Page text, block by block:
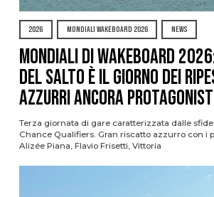
2026 MONDIALI WAKEBOARD 2026 NEWS
Mondiali di Wakeboard
del Salto è il giorno dei
azzurri ancora
Terza giornata di gare caratterizzata dalle
Chance Qualifiers. Gran riscatto azzurro con i
Alizée Piana, Flavio Frisetti, Vittoria